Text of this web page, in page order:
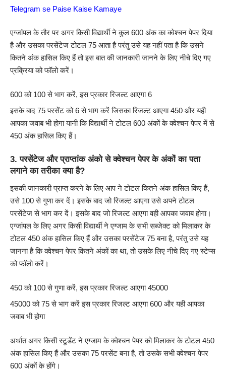
Telegram se Paise Kaise Kamaye
एग्जांपल के तौर पर अगर किसी विद्यार्थी ने कुल 600 अंक का क्वेश्चन पेपर दिया
है और उसका परसेंटेज टोटल 75 आता है परंतु उसे यह नहीं पता है कि उसने
कितने अंक हासिल किए हैं तो इस बात की जानकारी जानने के लिए नीचे दिए गए
प्रक्रिया को फॉलो करें।
600 को 100 से भाग करें, इस प्रकार रिजल्ट आएगा 6
इसके बाद 75 परसेंट को 6 से भाग करें जिसका रिजल्ट आएगा 450 और यही
आपका जवाब भी होगा यानी कि विद्यार्थी ने टोटल 600 अंकों के क्वेश्चन पेपर में से
450 अंक हासिल किए हैं।
3. परसेंटेज और प्राप्तांक अंको से क्वेश्चन पेपर के अंकों का पता
लगाने का तरीका क्या है?
इसकी जानकारी प्राप्त करने के लिए आप ने टोटल कितने अंक हासिल किए हैं,
उसे 100 से गुणा कर दें। इसके बाद जो रिजल्ट आएगा उसे अपने टोटल
परसेंटेज से भाग कर दें। इसके बाद जो रिजल्ट आएगा वही आपका जवाब होगा।
एग्जांपल के लिए अगर किसी विद्यार्थी ने एग्जाम के सभी सब्जेक्ट को मिलाकर के
टोटल 450 अंक हासिल किए हैं और उसका परसेंटेज 75 बना है, परंतु उसे यह
जानना है कि क्वेश्चन पेपर कितने अंकों का था, तो उसके लिए नीचे दिए गए स्टेप्स
को फॉलो करें।
450 को 100 से गुणा करें, इस प्रकार रिजल्ट आएगा 45000
45000 को 75 से भाग करें इस प्रकार रिजल्ट आएगा 600 और यही आपका
जवाब भी होगा
अर्थात अगर किसी स्टूडेंट ने एग्जाम के क्वेश्चन पेपर को मिलाकर के टोटल 450
अंक हासिल किए हैं और उसका 75 परसेंट बना है, तो उसके सभी क्वेश्चन पेपर
600 अंकों के होंगे।